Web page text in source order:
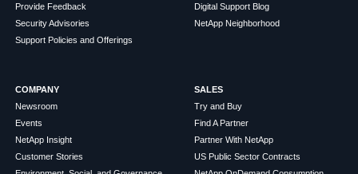
Provide Feedback
Security Advisories
Support Policies and Offerings
Digital Support Blog
NetApp Neighborhood
COMPANY
Newsroom
Events
NetApp Insight
Customer Stories
SALES
Try and Buy
Find A Partner
Partner With NetApp
US Public Sector Contracts